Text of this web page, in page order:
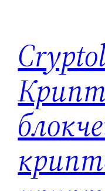
содержимому